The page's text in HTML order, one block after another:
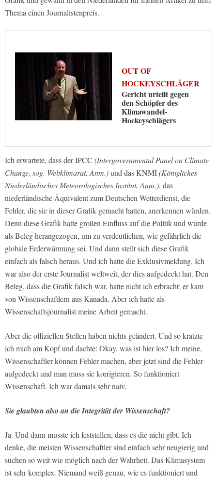
Thema einen Journalistenpreis.
OUT OF
HOCKEYSCHLÄGER
Gericht urteilt gegen
den Schöpfer des
Klimawandel-
Hockeyschlägers
Ich erwartete, dass der IPCC (Intergovernmental Panel on Climate
Change, sog. Weltklimarat, Anm.)und das KNMI(Königliches
Niederländisches Meteorologisches Institut, Anm.), das
niederländische Äquivalent zum Deutschen Wetterdienst, die
Fehler, die sie in dieser Grafik gemacht hatten, anerkennen würden.
Denn diese Grafik hatte großen Einfluss auf die Politik und wurde
als Beleg herangezogen, um zu verdeutlichen, wie gefährlich die
globale Erderwärmung sei. Und dann stellt sich diese Grafik
einfach als falsch heraus. Und ich hatte die Exklusivmeldung. Ich
war also der erste Journalist weltweit, der dies aufgedeckt hat. Den
Beleg, dass die Grafik falsch war, hatte nicht ich erbracht; er kam
von Wissenschaftlern aus Kanada. Aber ich hatte als
Wissenschaftsjournalist meine Arbeit gemacht.
Aber die offiziellen Stellen haben nichts geändert. Und so kratzte
ich mich am Kopf und dachte: Okay, was ist hier los? Ich meine,
Wissenschaftler können Fehler machen, aber jetzt sind die Fehler
aufgedeckt und man muss sie korrigieren. So funktioniert
Wissenschaft. Ich war damals sehr naiv.
Sie glaubten also an die Integrität der Wissenschaft?
Ja. Und dann musste ich feststellen, dass es die nicht gibt. Ich
denke, die meisten Wissenschaftler sind einfach sehr neugierig und
suchen so weit wie möglich nach der Wahrheit. Das Klimasystem
ist sehr komplex. Niemand weiß genau, wie es funktioniert und